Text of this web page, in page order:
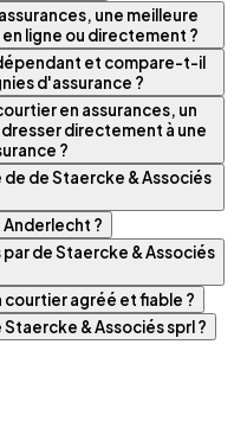
une meilleure
ligne ou directement ?
et compare-t-il
d'assurance ?
en assurances, un
directement à une
?
de Staercke & Associés
Anderlecht ?
de Staercke & Associés
courtier agréé et fiable ?
& Associés sprl ?